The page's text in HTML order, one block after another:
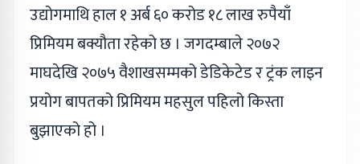
उद्योगमाथि हाल १ अर्ब ६० करोड १८ लाख रुपैयाँ
प्रिमियम बक्यौता रहेको छ । जगदम्बाले २०७२
माघदेखि २०७५ वैशाखसम्मको डेडिकेटेड र ट्रंक लाइन
प्रयोग बापतको प्रिमियम महसुल पहिलो किस्ता
बुझाएको हो ।